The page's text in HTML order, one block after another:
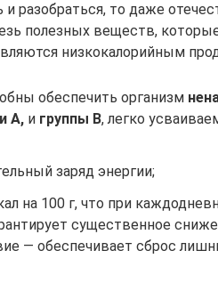
разобраться, то даже
полезных веществ,
низкокалорийным
обеспечить организм
А, и группы В, легко
заряд энергии;
на 100 г, что при
существенное
— обеспечивает сброс